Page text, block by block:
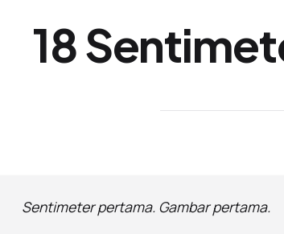
18
Sentimeter pertama. Gambar pertama.